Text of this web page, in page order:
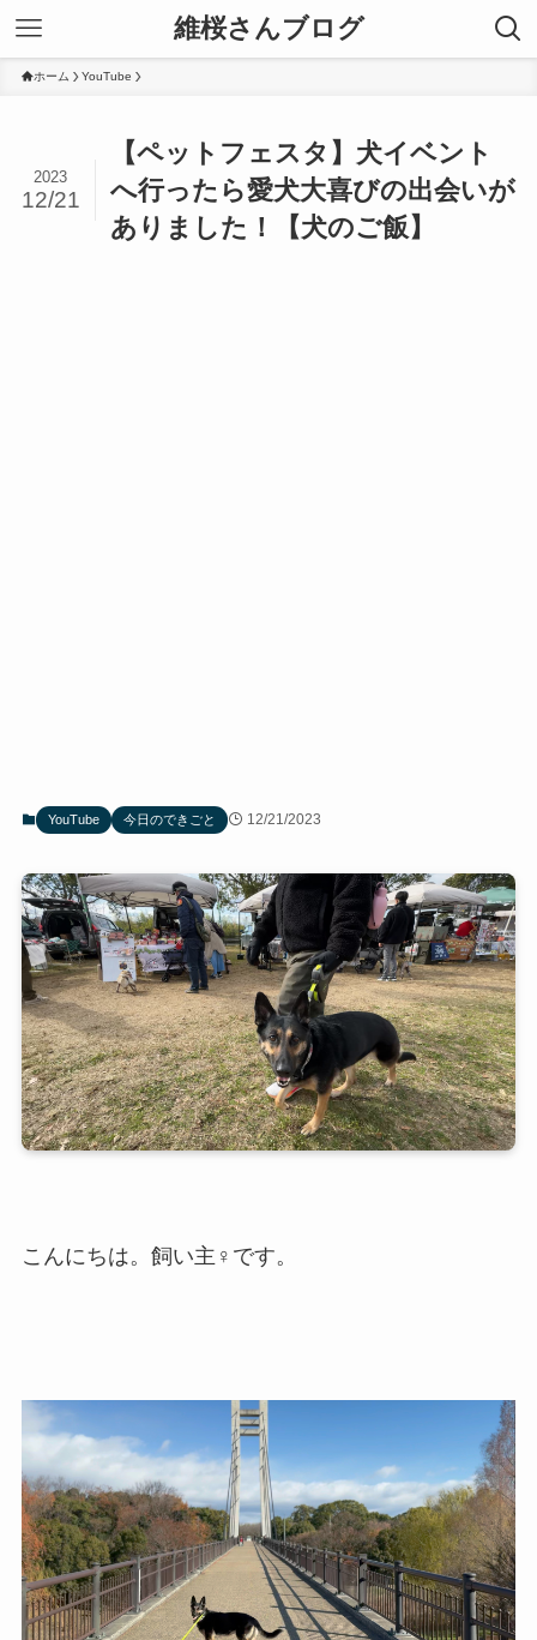
維桜さんブログ
ホーム YouTube
【ペットフェスタ】犬イベント
へ行ったら愛犬大喜びの出会いが
ありました！【犬のご飯】
2023
12/21
YouTube 今日のできごと 12/21/2023
こんにちは。飼い主♀です。